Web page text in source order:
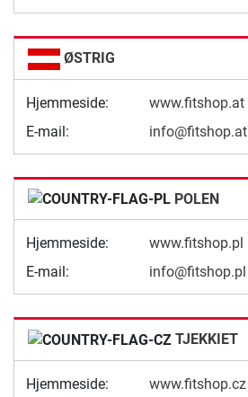
ØSTRIG
Hjemmeside:
www.fitshop.at
E-mail:
info@fitshop.at
POLEN
Hjemmeside:
www.fitshop.pl
E-mail:
info@fitshop.pl
TJEKKIET
Hjemmeside:
www.fitshop.cz